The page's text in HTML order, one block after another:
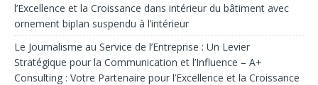
l’Excellence et la Croissance dans intérieur du bâtiment avec
ornement biplan suspendu à l’intérieur
Le Journalisme au Service de l’Entreprise : Un Levier
Stratégique pour la Communication et l’Influence – A+
Consulting : Votre Partenaire pour l’Excellence et la Croissance